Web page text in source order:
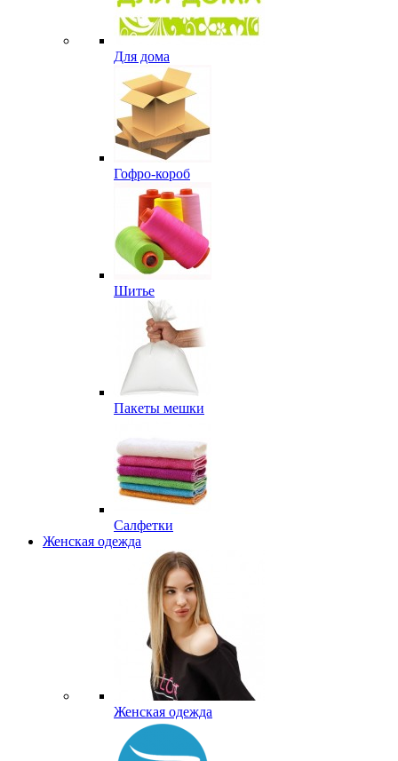
Для дома
Гофро-короб
Шитье
Пакеты мешки
Салфетки
Женская одежда
Женская одежда